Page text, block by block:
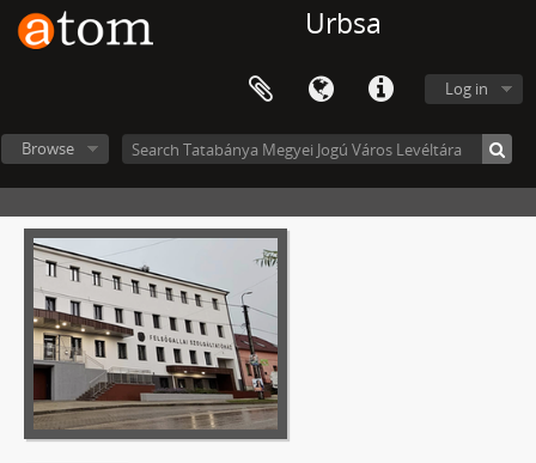
Urbsa
Log in
Browse
Tatabánya Megyei Jogú Város Levéltára
V - Mezővárosok, 1774 - 1969
VIII - Intézetek, Intézmények, 1906 - 2023